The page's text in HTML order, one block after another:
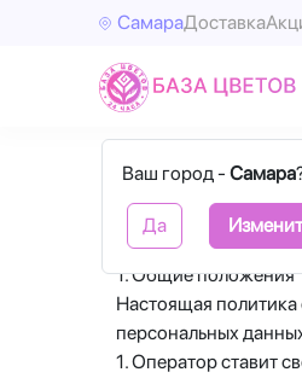
СамараДоставка
Ваш город - Самара
Да
Политика
1. Общие положения
Настоящая
персональных
1. Оператор ставит